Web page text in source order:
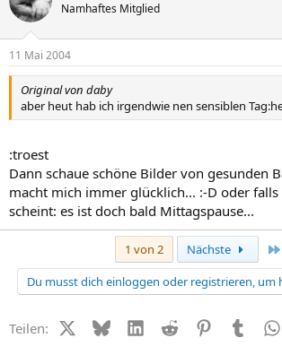
Namhaftes Mitglied
11 Mai 2004
Original von daby
aber heut hab ich irgendwie nen sensiblen
:troest
Dann schaue schöne Bilder von gesunden
macht mich immer glücklich... :-D oder falls
scheint: es ist doch bald Mittagspause...
1 von 2 Nächste
Du musst dich einloggen oder registrieren, um
Teilen: X (Twitter)
BlueskyLinkedIn
Reddit PinterestTumblr